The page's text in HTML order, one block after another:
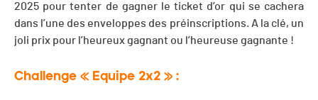
2025 pour tenter de gagner le ticket d’or qui se cachera
dans l’une des enveloppes des préinscriptions. A la clé, un
joli prix pour l’heureux gagnant ou l’heureuse gagnante !
Challenge « Equipe 2x2 » :